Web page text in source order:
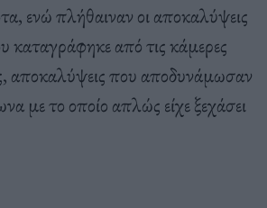
ενώ πλήθαιναν οι αποκαλύψεις
καταγράφηκε από τις κάμερες
αποκαλύψεις που αποδυνάμωσαν
με το οποίο απλώς είχε ξεχάσει